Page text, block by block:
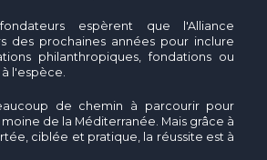
espèrent que l'Alliance
des prochaines années pour inclure
philanthropiques, fondations ou
l'espèce.
de chemin à parcourir pour
de la Méditerranée. Mais grâce à
ciblée et pratique, la réussite est à